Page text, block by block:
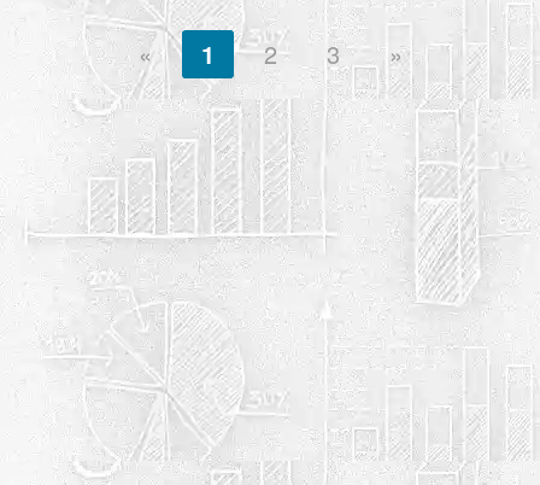
« 1 2 3 »